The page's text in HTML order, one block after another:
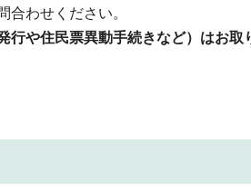
わせください。
行や住民票異動手続きなど）はお取